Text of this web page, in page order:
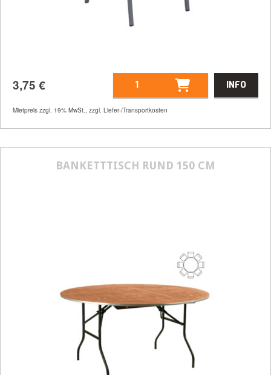
Größenangabe:
(H | B | T) 95 | 45 | 50
3,75 € INFO
Mietpreis zzgl. 19% MwSt., zzgl. Liefer-/Transportkosten
BANKETTTISCH RUND 150 CM